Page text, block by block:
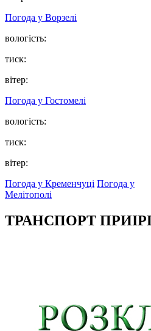
Погода у Ворзелі
вологість:
тиск:
вітер:
Погода у Гостомелі
вологість:
тиск:
вітер:
Погода у Кременчуці Погода у
Мелітополі
ТРАНСПОРТ